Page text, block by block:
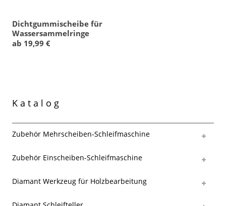
Katalog
Zubehör Mehrscheiben-Schleifmaschine
Zubehör Einscheiben-Schleifmaschine
Diamant Werkzeug für Holzbearbeitung
Dichtgummischeibe für
Wassersammelringe
ab 19,99 €